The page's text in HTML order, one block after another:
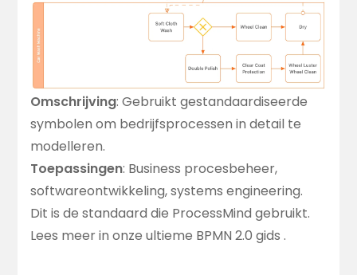
Omschrijving: Gebruikt gestandaardiseerde
symbolen om bedrijfsprocessen in detail te
modelleren.
Toepassingen: Business procesbeheer,
softwareontwikkeling, systems engineering.
Dit is de standaard die ProcessMind gebruikt.
Lees meer in onzeultieme BPMN 2.0 gids .